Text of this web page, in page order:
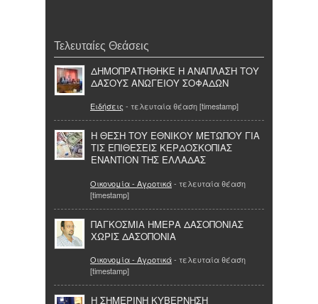
Τελευταίες Θεάσεις
ΔΗΜΟΠΡΑΤΗΘΗΚΕ Η ΑΝΑΠΛΑΣΗ ΤΟΥ
ΔΑΣΟΥΣ ΑΝΩΓΕΙΟΥ ΣΟΦΑΔΩΝ
Ειδήσεις - τελευταία θέαση [timestamp]
Η ΘΕΣΗ ΤΟΥ ΕΘΝΙΚΟΥ ΜΕΤΩΠΟΥ ΓΙΑ
ΤΙΣ ΕΠΙΘΕΣΕΙΣ ΚΕΡΔΟΣΚΟΠΙΑΣ
ΕΝΑΝΤΙΟΝ ΤΗΣ ΕΛΛΑΔΑΣ
Οικονομία - Αγροτικά- τελευταία θέαση
[timestamp]
ΠΑΓΚΟΣΜΙΑ ΗΜΕΡΑ ΔΑΣΟΠΟΝΙΑΣ
ΧΩΡΙΣ ΔΑΣΟΠΟΝΙΑ
Οικονομία - Αγροτικά- τελευταία θέαση
[timestamp]
Η ΣΗΜΕΡΙΝΗ ΚΥΒΕΡΝΗΣΗ